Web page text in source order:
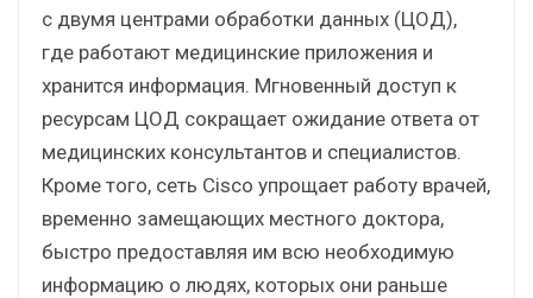
с двумя центрами обработки данных (ЦОД),
где работают медицинские приложения и
хранится информация. Мгновенный доступ к
ресурсам ЦОД сокращает ожидание ответа от
медицинских консультантов и специалистов.
Кроме того, сеть Cisco упрощает работу врачей,
временно замещающих местного доктора,
быстро предоставляя им всю необходимую
информацию о людях, которых они раньше